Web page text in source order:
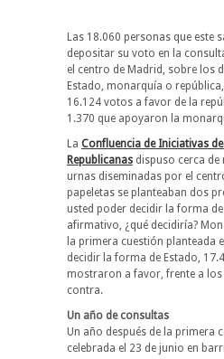
Las 18.060 personas que este
depositar su voto en la
el centro de Madrid, sobre los
Estado, monarquía o
16.124 votos a favor de la
1.370 que apoyaron la
La Confluencia de Iniciativas
Republicanas dispuso cerca de
urnas diseminadas por el
papeletas se planteaban dos
usted poder decidir la forma de
afirmativo, ¿qué decidiría?
la primera cuestión planteada
decidir la forma de Estado,
mostraron a favor, frente a los
contra.
Un año de consultas
Un año después de la primera
celebrada el 23 de junio en